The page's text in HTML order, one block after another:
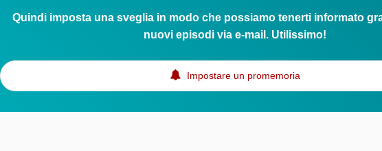
Quindi imposta una sveglia in modo che possiamo tenerti informato
nuovi episodi via e-mail. Utilissimo!
Impostare un promemoria